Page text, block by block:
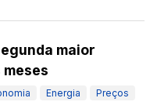
maior
Energia Preços